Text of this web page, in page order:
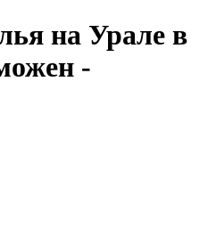
на Урале в
-